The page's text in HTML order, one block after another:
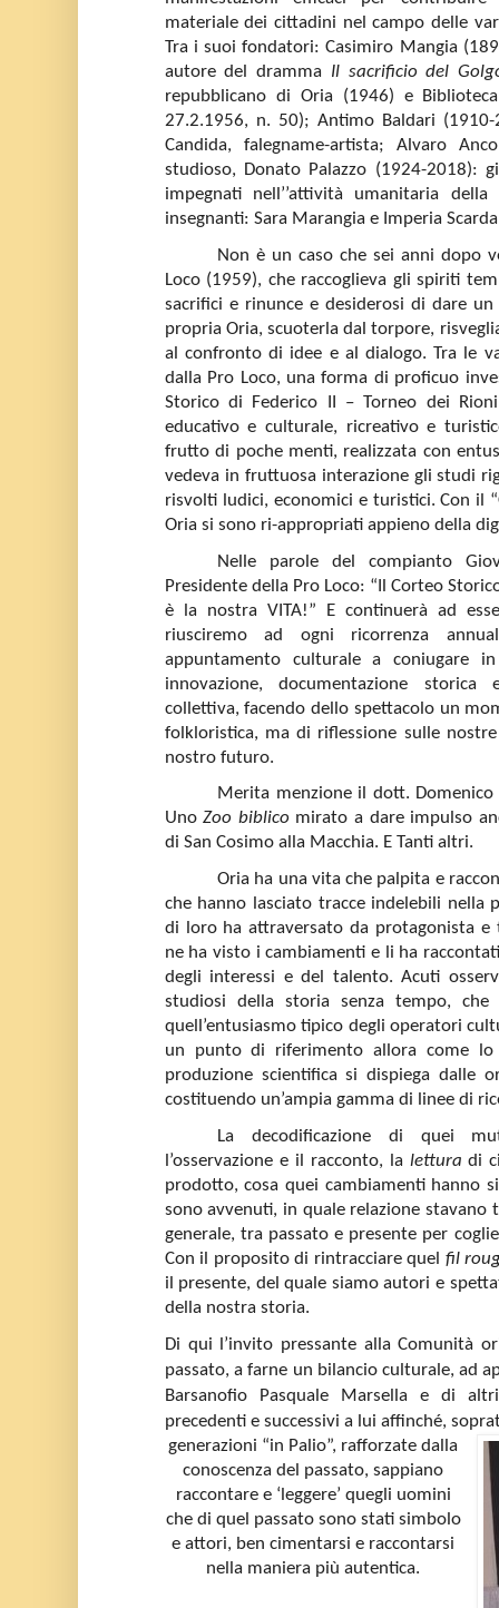
materiale dei cittadini nel campo delle
Tra i suoi fondatori: Casimiro Mangia
autore del dramma Il sacrificio del
repubblicano di Oria (1946) e
27.2.1956, n. 50); Antimo Baldari
Candida, falegname-artista; Alvaro
studioso, Donato Palazzo (1924-2018):
impegnati nell’’attività umanitaria
insegnanti: Sara Marangia e Imperia
Non è un caso che sei anni dopo
Loco (1959), che raccoglieva gli spiriti
sacrifici e rinunce e desiderosi di dare
propria Oria, scuoterla dal torpore,
al confronto di idee e al dialogo. Tra le
dalla Pro Loco, una forma di proficuo
Storico di Federico II – Torneo dei
educativo e culturale, ricreativo e
frutto di poche menti, realizzata con
vedeva in fruttuosa interazione gli studi
risvolti ludici, economici e turistici. Con il
Oria si sono ri-appropriati appieno della
Nelle parole del compianto
Presidente della Pro Loco: “Il Corteo
è la nostra VITA!” E continuerà ad
riusciremo ad ogni ricorrenza
appuntamento culturale a coniugare
innovazione, documentazione
collettiva, facendo dello spettacolo un
folkloristica, ma di riflessione sulle
nostro futuro.
Merita menzione il dott.
UnoZoo biblicomirato a dare impulso
di San Cosimo alla Macchia. E Tanti altri.
Oria ha una vita che palpita e
che hanno lasciato tracce indelebili nella
di loro ha attraversato da protagonista e
ne ha visto i cambiamenti e li ha
degli interessi e del talento. Acuti
studiosi della storia senza tempo,
quell’entusiasmo tipico degli operatori
un punto di riferimento allora come
produzione scientifica si dispiega dalle
costituendo un’ampia gamma di linee di
La decodificazione di quei
l’osservazione e il racconto, la lettura di
prodotto, cosa quei cambiamenti hanno
sono avvenuti, in quale relazione stavano
generale, tra passato e presente per
Con il proposito di rintracciare quel fil
il presente, del quale siamo autori e
della nostra storia.
Di qui l’invito pressante alla Comunità
passato, a farne un bilancio culturale, ad
Barsanofio Pasquale Marsella e di
precedenti e successivi a lui affinché,
generazioni “in Palio”, rafforzate dalla
conoscenza del passato, sappiano
raccontare e ‘leggere’ quegli uomini
che di quel passato sono stati simbolo
e attori, ben cimentarsi e raccontarsi
nella maniera più autentica.